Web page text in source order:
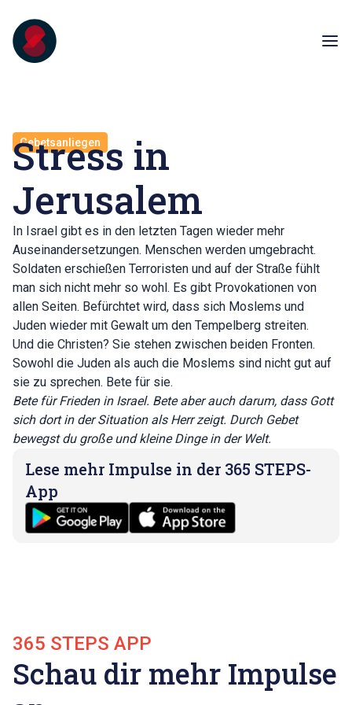
Gebetsanliegen
Stress in
Jerusalem
In Israel gibt es in den letzten Tagen wieder mehr
Auseinandersetzungen. Menschen werden umgebracht.
Soldaten erschießen Terroristen und auf der Straße fühlt
man sich nicht mehr so wohl. Es gibt Provokationen von
allen Seiten. Befürchtet wird, dass sich Moslems und
Juden wieder mit Gewalt um den Tempelberg streiten.
Und die Christen? Sie stehen zwischen beiden Fronten.
Sowohl die Juden als auch die Moslems sind nicht gut auf
sie zu sprechen. Bete für sie.
Bete für Frieden in Israel. Bete aber auch darum, dass Gott
sich dort in der Situation als Herr zeigt. Durch Gebet
bewegst du große und kleine Dinge in der Welt.
Lese mehr Impulse in der 365 STEPS-
App
365 STEPS APP
Schau dir mehr Impulse